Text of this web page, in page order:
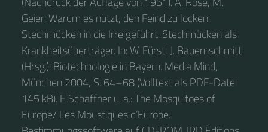
Geier: Warum es nützt, den Feind zu locken:
Stechmücken in die Irre geführt. Stechmücken als
Krankheitsüberträger. In: W. Fürst, J. Bauernschmitt
(Hrsg.): Biotechnologie in Bayern. Media Mind,
München 2004, S. 64–68 (Volltext als PDF-Datei
145 kB). F. Schaffner u. a.: The Mosquitoes of
Europe/ Les Moustiques d’Europe.